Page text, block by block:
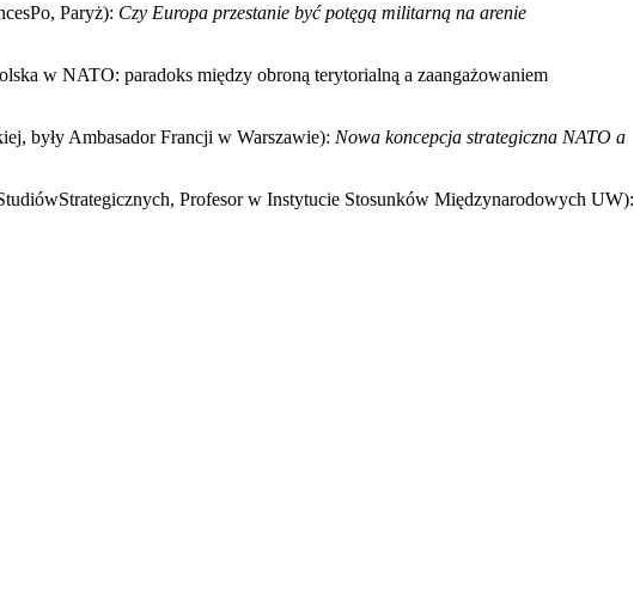
Paryż): Czy Europa przestanie być potęgą militarną na arenie
w NATO: paradoks między obroną terytorialną a zaangażowaniem
były Ambasador Francji w Warszawie): Nowa koncepcja strategiczna NATO a
Profesor w Instytucie Stosunków Międzynarodowych UW):